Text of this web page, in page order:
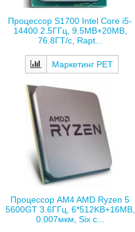
Процессор S1700 Intel Core i5-
14400 2.5ГГц, 9.5MB+20MB,
76.8ГТ/с, Rapt...
Маркетинг РЕТ
Процессор AM4 AMD Ryzen 5
5600GT 3.6ГГц, 6*512KB+16MB,
0.007мкм, Six c...